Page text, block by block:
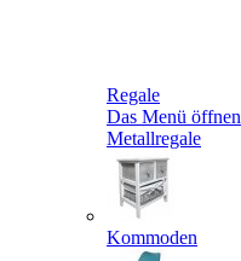
Regale
Das Menü öffnen
Metallregale
Kommoden